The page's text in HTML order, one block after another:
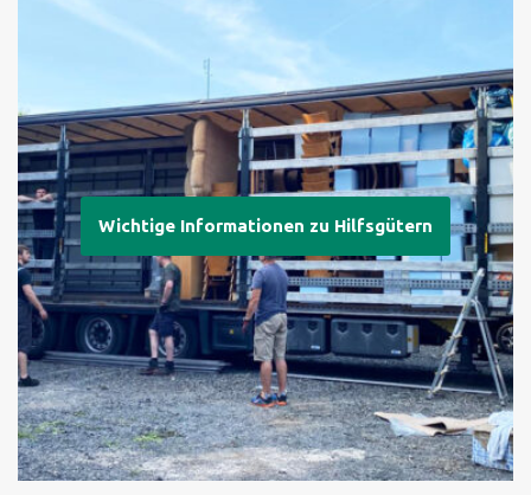
Wichtige Informationen zu Hilfsgütern